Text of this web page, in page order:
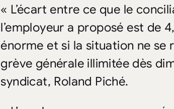
« L’écart entre ce que le
l’employeur a proposé est de
énorme et si la situation ne se
grève générale illimitée dès
syndicat, Roland Piché.